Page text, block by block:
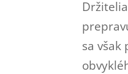
sa